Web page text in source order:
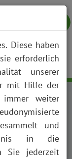
SUCHE
Diese haben
erforderlich
unserer
mit Hilfe der
weiter
und
in die
Sie jederzeit